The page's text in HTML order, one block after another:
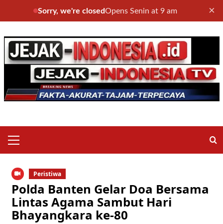
Sorry, we're closedOpens Senin at 9 am ×
to
content
Menu
Peristiwa
Polda Banten Gelar Doa Bersama
Lintas Agama Sambut Hari
Bhayangkara ke-80